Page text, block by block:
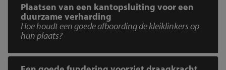
Plaatsen van een kantopsluiting voor een
duurzame verharding
Hoe houdt een goede afboording de kleiklinkers op
hun plaats?